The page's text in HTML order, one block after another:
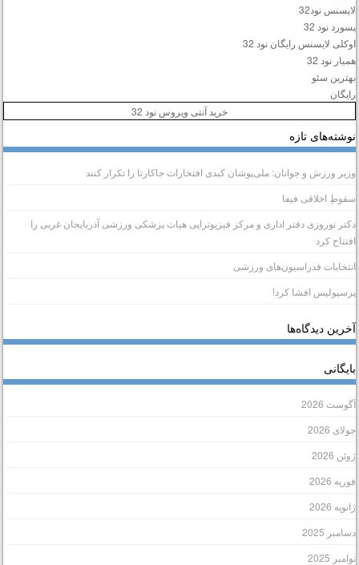
نود32
نود 32
لایسنس رایگان نود 32
نود 32
سئو
خرید آنتی ویروس نود 32
تازه
ورزش و جوانان: ملی‌پوشان کبدی افتخارات جاکارتا را تکرار کنند
اخلاقی فیفا
نوروزی دفتر اداری و مرکز فیزیوتراپی هیات پزشکی ورزشی آذربایجان غربی را
کرد
فدراسیون‌های ورزشی
افشا کرد!
دیدگاه‌ها
2026
2026
2026
2026
2026
2025
2025